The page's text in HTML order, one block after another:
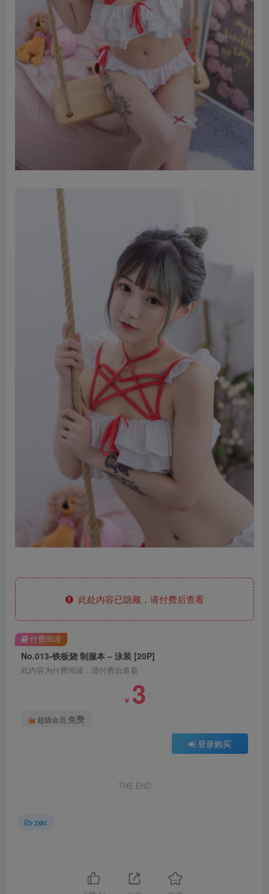
此处内容已隐藏，请付费后查看
No.013-铁板烧 制服本 – 泳装 [20P]
此内容为付费阅读，请付费后查看
￥ 3
超级会员 免费
登录购买
付费阅读
THE END
zxkt